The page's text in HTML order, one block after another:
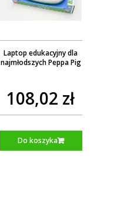
Laptop edukacyjny dla
najmłodszych Peppa Pig
108,02 zł
Do koszyka